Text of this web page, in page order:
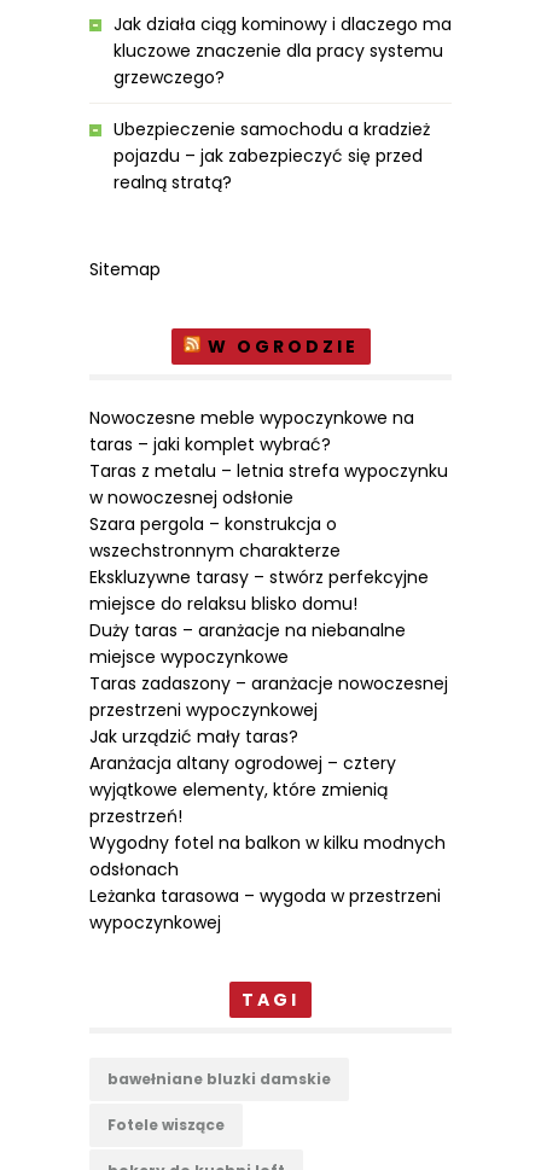
Jak działa ciąg kominowy i dlaczego ma
kluczowe znaczenie dla pracy systemu
grzewczego?
Ubezpieczenie samochodu a kradzież
pojazdu – jak zabezpieczyć się przed
realną stratą?
Sitemap
W OGRODZIE
Nowoczesne meble wypoczynkowe na
taras – jaki komplet wybrać?
Taras z metalu – letnia strefa wypoczynku
w nowoczesnej odsłonie
Szara pergola – konstrukcja o
wszechstronnym charakterze
Ekskluzywne tarasy – stwórz perfekcyjne
miejsce do relaksu blisko domu!
Duży taras – aranżacje na niebanalne
miejsce wypoczynkowe
Taras zadaszony – aranżacje nowoczesnej
przestrzeni wypoczynkowej
Jak urządzić mały taras?
Aranżacja altany ogrodowej – cztery
wyjątkowe elementy, które zmienią
przestrzeń!
Wygodny fotel na balkon w kilku modnych
odsłonach
Leżanka tarasowa – wygoda w przestrzeni
wypoczynkowej
TAGI
bawełniane bluzki damskie
Fotele wiszące